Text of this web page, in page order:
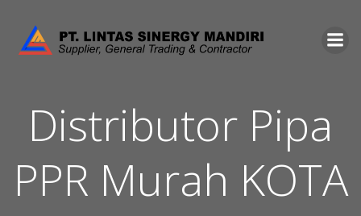
to
content
Distributor Pipa
PPR Murah KOTA